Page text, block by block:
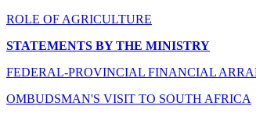
ROLE OF AGRICULTURE
STATEMENTS BY THE MINISTRY
FEDERAL-PROVINCIAL FINANCIAL
OMBUDSMAN'S VISIT TO SOUTH AFRICA